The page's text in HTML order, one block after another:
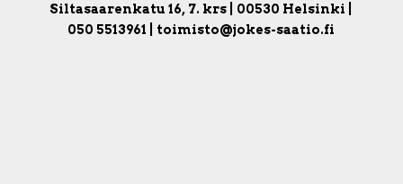
Siltasaarenkatu 16, 7. krs | 00530 Helsinki |
050 5513961 | toimisto@jokes-saatio.fi